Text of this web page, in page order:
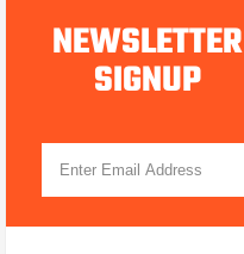
NEWSLETTER
SIGNUP